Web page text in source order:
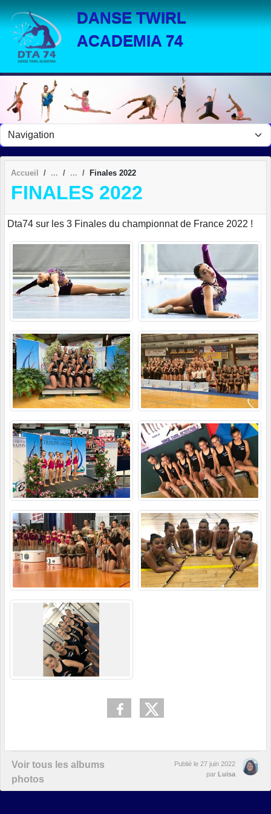
DANSE TWIRL
ACADEMIA 74
Accueil Finales 2022
FINALES 2022
Dta74 sur les 3 Finales du championnat de France 2022 !
Voir tous les albums
photos
Publié le 27 juin 2022
par Luisa